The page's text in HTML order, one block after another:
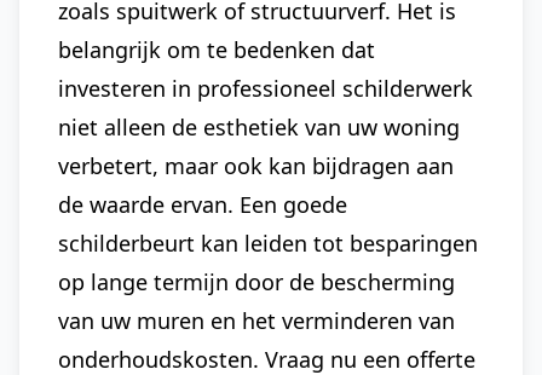
zoals spuitwerk of structuurverf. Het is
belangrijk om te bedenken dat
investeren in professioneel schilderwerk
niet alleen de esthetiek van uw woning
verbetert, maar ook kan bijdragen aan
de waarde ervan. Een goede
schilderbeurt kan leiden tot besparingen
op lange termijn door de bescherming
van uw muren en het verminderen van
onderhoudskosten. Vraag nu een offerte